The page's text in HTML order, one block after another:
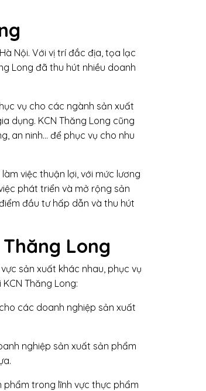
Nội. Với vị trí đắc địa, tọa lạc
Long đã thu hút nhiều doanh
vụ cho các ngành sản xuất
dụng. KCN Thăng Long cũng
an ninh… để phục vụ cho nhu
việc thuận lợi, với mức lương
phát triển và mở rộng sản
đầu tư hấp dẫn và thu hút
Long
sản xuất khác nhau, phục vụ
Thăng Long:
các doanh nghiệp sản xuất
nghiệp sản xuất sản phẩm
phẩm trong lĩnh vực thực phẩm